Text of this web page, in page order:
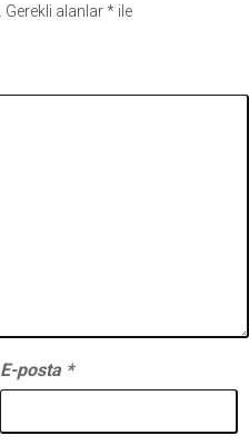
Gerekli alanlar* ile
E-posta *